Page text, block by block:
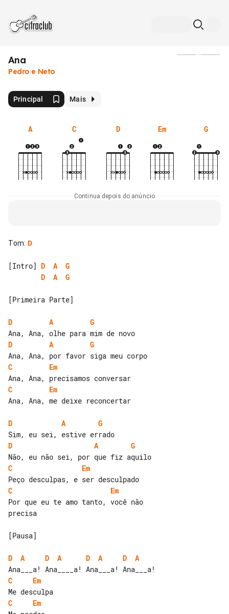
Ana
Pedro e Neto
Principal Mais
A C D Em G
Continua depois do anúncio
Tom: D
[Intro] D A
G
D
A G
[Primeira Parte]
D A
G
D
A
G
C
Em
C
Em
Ana, Ana, me deixe reconcertar
D A
G
D
A
G
C
Em
C
Em
Por que eu te amo tanto, você não
precisa
[Pausa]
D A D A D A D
A
C
Em
C
Em